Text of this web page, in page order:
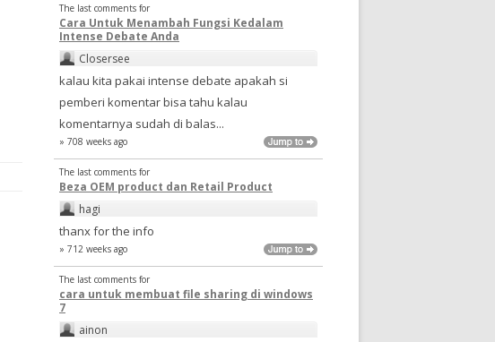
The last comments for
Cara Untuk Menambah Fungsi Kedalam
Intense Debate Anda
Closersee
kalau kita pakai intense debate apakah si
pemberi komentar bisa tahu kalau
komentarnya sudah di balas...
» 708 weeks ago
The last comments for
Beza OEM product dan Retail Product
hagi
thanx for the info
» 712 weeks ago
The last comments for
cara untuk membuat file sharing di windows
7
ainon